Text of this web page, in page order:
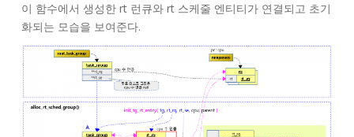
이 함수에서 생성한 rt 런큐와 rt 스케줄 엔티티가 연결되고 초기
화되는 모습을 보여준다.